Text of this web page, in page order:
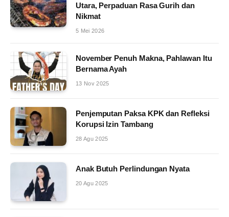
Utara, Perpaduan Rasa Gurih dan
Nikmat
5 Mei 2026
November Penuh Makna, Pahlawan Itu
Bernama Ayah
13 Nov 2025
Penjemputan Paksa KPK dan Refleksi
Korupsi Izin Tambang
28 Agu 2025
Anak Butuh Perlindungan Nyata
20 Agu 2025